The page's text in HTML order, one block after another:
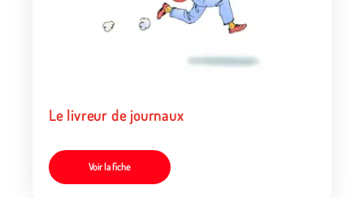
Le livreur de journaux
Voir la fiche